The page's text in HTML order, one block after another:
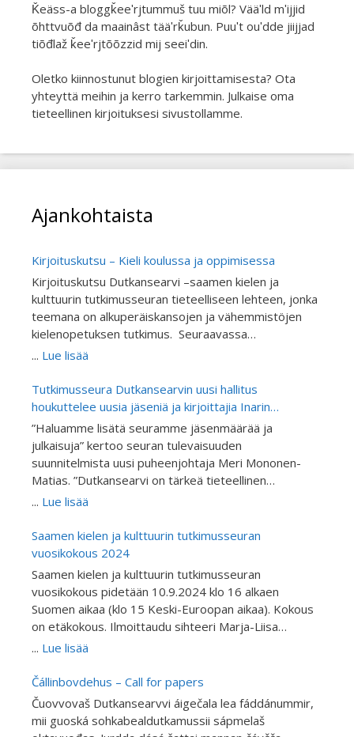
Ǩeäss-a bloggǩeeʹrjtummuš tuu miõl? Vääʹld mʹijjid
õhttvuõđ da maainâst tääʹrǩubun. Puuʹt ouʹdde jiijjad
tiõđlaž ǩeeʹrjtõõzzid mij seeiʹdin.
Oletko kiinnostunut blogien kirjoittamisesta? Ota
yhteyttä meihin ja kerro tarkemmin. Julkaise oma
tieteellinen kirjoituksesi sivustollamme.
Ajankohtaista
Kirjoituskutsu – Kieli koulussa ja oppimisessa
Kirjoituskutsu Dutkansearvi –saamen kielen ja
kulttuurin tutkimusseuran tieteelliseen lehteen, jonka
teemana on alkuperäiskansojen ja vähemmistöjen
kielenopetuksen tutkimus. Seuraavassa
Dutkansearvin tieteellinen aikausilehden
alkuperäiskansojen ja vähemmistöjen koulututkimusta
kieltenopetuksen näkökulmasta. Julkaisu on
vertaisarvioitu. Kutsumme tutkijoita ja asiantuntijoita
kirjoittamaan artikkeleita alkuperäiskansojen ja
vähemmistöjen kieltenopetuksen ja kielitietoisen
opetuksen tutkimuksen teemanumeroon “Giella
oppimisessa”. Teemanumeron toimittavat FT Inker-
Hanna Outakoski ja professori Pigga Keskitalo.
Artikkelit voivat käsitellä: Kielitietoisuutta
Vähemmistökielten opetusta Alkuperäiskansakielten
opetusta Toisen tai vieraan kielen opetusta
Kielenoppimisen tukirakenteet opetuksessa ( engl.
scaffolding) Kieltenopetuksen metodeja
Kieltenopetuksen digitalisaatiota Kielimaisemaa
oppilaitoksissa Kieliasenteita oppilaitoksissa
Elinikäistä oppimista Muita alkuperäiskansojen ja
vähemmistökielten opetuksen ilmiöitä Lähetä
... Lue lisää
Tutkimusseura Dutkansearvin uusi hallitus
houkuttelee uusia jäseniä ja kirjoittajia Inarin
kirjoitusretriitillä
”Haluamme lisätä seuramme jäsenmäärää ja
julkaisuja” kertoo seuran tulevaisuuden
suunnitelmista uusi puheenjohtaja Meri Mononen-
Matias. ”Dutkansearvi on tärkeä tieteellinen
tietolähde ja Suomen ainoa saameksikin julkaiseva
saamen ja muiden alkuperäiskansojen kielen ja
kulttuurintutkimuksesta tieteellisiä artikkeleja
kirjoittavia tutkijoita tulemaan jäseniksemme,
kirjoittamaan ja ehdottamaan mielenkiintoisia
teemoja tuleviin julkaisuihimme.”
... Lue lisää
Saamen kielen ja kulttuurin tutkimusseuran
vuosikokous 2024
Saamen kielen ja kulttuurin tutkimusseuran
vuosikokous pidetään 10.9.2024 klo 16 alkaen
Suomen aikaa (klo 15 Keski-Euroopan aikaa). Kokous
on etäkokous. Ilmoittaudu sihteeri Marja-Liisa
Olthuisille linkkiä varten.
... Lue lisää
Čállinbovdehus – Call for papers
Čuovvovaš Dutkansearvvi áigečala lea fáddánummir,
mii guoská sohkabealdutkamussii sápmelaš